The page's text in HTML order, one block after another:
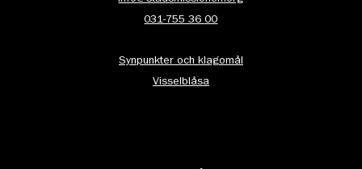
031-755 36 00
Synpunkter och klagomål
Visselblåsa